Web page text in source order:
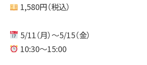
1,580円（税込）
5/11（月）〜5/15（金）
10:30〜15:00